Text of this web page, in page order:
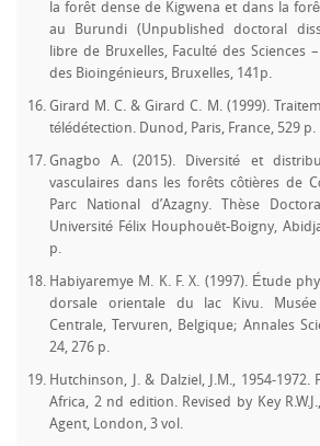
la forêt dense de Kigwena et dans la
au Burundi (Unpublished doctoral
libre de Bruxelles, Faculté des Sciences
des Bioingénieurs, Bruxelles, 141p.
Girard M. C. & Girard C. M. (1999).
télédétection. Dunod, Paris, France, 529 p.
Gnagbo A. (2015). Diversité et
vasculaires dans les forêts côtières de
Parc National d’Azagny. Thèse
Université Félix Houphouët-Boigny,
p.
Habiyaremye M. K. F. X. (1997). Étude
dorsale orientale du lac Kivu. Musée
Centrale, Tervuren, Belgique; Annales
24, 276 p.
Hutchinson, J. & Dalziel, J.M., 1954-1972.
Africa, 2 nd edition. Revised by Key
Agent, London, 3 vol.